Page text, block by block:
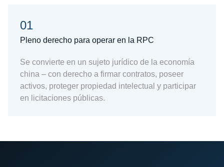
01
Pleno derecho para operar en la RPC
Se convierte en un sujeto jurídico de la economía
china – con derecho a firmar contratos, poseer
activos, proteger propiedad intelectual y participar
en licitaciones públicas.